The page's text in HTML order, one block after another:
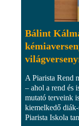
Bálint
A Piarista Rend
– ahol a rend és
mutató terveink
kiemelkedő
Piarista Iskola